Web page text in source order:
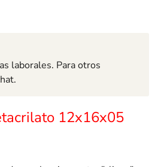
laborales. Para otros
12x16x05